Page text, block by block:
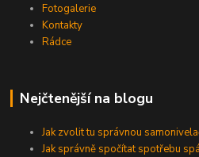
Fotogalerie
Kontakty
Rádce
Nejčtenější na blogu
Jak zvolit tu správnou
Jak správně spočítat spotřebu